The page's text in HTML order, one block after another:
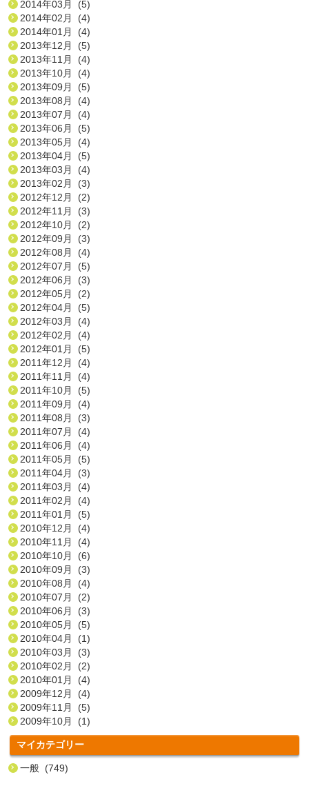
2014年03月 (5)
2014年02月 (4)
2014年01月 (4)
2013年12月 (5)
2013年11月 (4)
2013年10月 (4)
2013年09月 (5)
2013年08月 (4)
2013年07月 (4)
2013年06月 (5)
2013年05月 (4)
2013年04月 (5)
2013年03月 (4)
2013年02月 (3)
2012年12月 (2)
2012年11月 (3)
2012年10月 (2)
2012年09月 (3)
2012年08月 (4)
2012年07月 (5)
2012年06月 (3)
2012年05月 (2)
2012年04月 (5)
2012年03月 (4)
2012年02月 (4)
2012年01月 (5)
2011年12月 (4)
2011年11月 (4)
2011年10月 (5)
2011年09月 (4)
2011年08月 (3)
2011年07月 (4)
2011年06月 (4)
2011年05月 (5)
2011年04月 (3)
2011年03月 (4)
2011年02月 (4)
2011年01月 (5)
2010年12月 (4)
2010年11月 (4)
2010年10月 (6)
2010年09月 (3)
2010年08月 (4)
2010年07月 (2)
2010年06月 (3)
2010年05月 (5)
2010年04月 (1)
2010年03月 (3)
2010年02月 (2)
2010年01月 (4)
2009年12月 (4)
2009年11月 (5)
2009年10月 (1)
マイカテゴリー
一般 (749)